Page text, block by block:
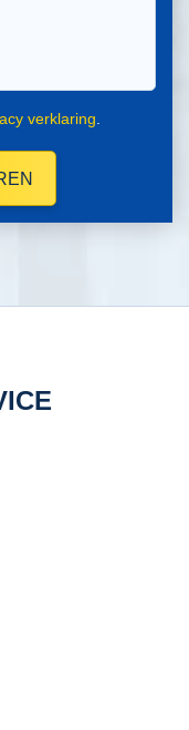
verklaring